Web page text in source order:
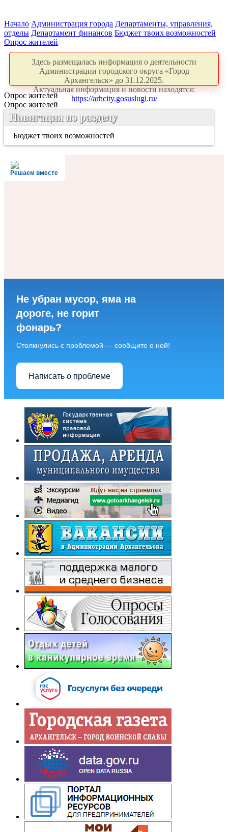
Начало Администрация города Департаменты, управления,
отделы Департамент финансов Бюджет твоих возможностей
Опрос жителей
Здесь размещалась информация о деятельности
Администрации городского округа «Город
Архангельск» до 31.12.2025.
Актуальная информация и новости находятся:
https://arhcity.gosuslugi.ru/
Опрос жителей
Опрос жителей
Навигация по разделу
Бюджет твоих возможностей
Решаем вместе
Не убран мусор, яма на
дороге, не горит
фонарь?
Столкнулись с проблемой — сообщите о ней!
Написать о проблеме